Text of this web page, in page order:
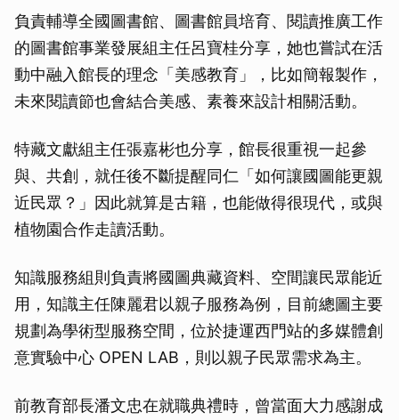
負責輔導全國圖書館、圖書館員培育、閱讀推廣工作
的圖書館事業發展組主任呂寶桂分享，她也嘗試在活
動中融入館長的理念「美感教育」，比如簡報製作，
未來閱讀節也會結合美感、素養來設計相關活動。
特藏文獻組主任張嘉彬也分享，館長很重視一起參
與、共創，就任後不斷提醒同仁「如何讓國圖能更親
近民眾？」因此就算是古籍，也能做得很現代，或與
植物園合作走讀活動。
知識服務組則負責將國圖典藏資料、空間讓民眾能近
用，知識主任陳麗君以親子服務為例，目前總圖主要
規劃為學術型服務空間，位於捷運西門站的多媒體創
意實驗中心 OPEN LAB，則以親子民眾需求為主。
前教育部長潘文忠在就職典禮時，曾當面大力感謝成